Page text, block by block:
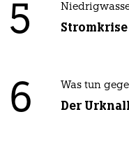
5
6 Was tun
Der Urknall